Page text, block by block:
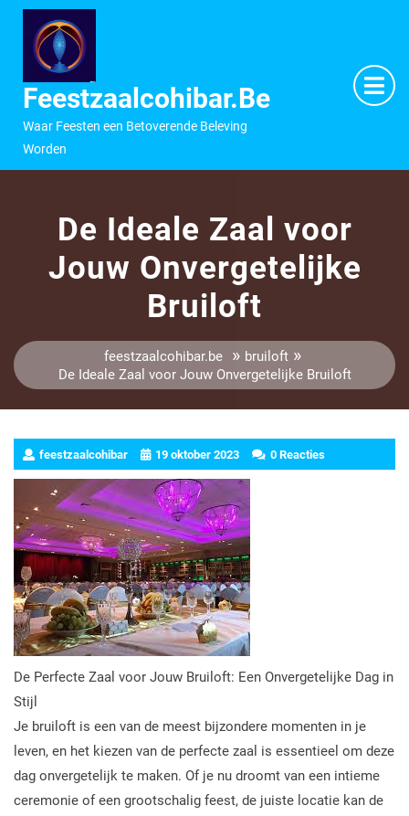
inhoud
Feestzaalcohibar.be
Waar Feesten een Betoverende Beleving
Worden
De Ideale Zaal voor
Jouw Onvergetelijke
Bruiloft
feestzaalcohibar.be» bruiloft»
De Ideale Zaal voor Jouw Onvergetelijke Bruiloft
feestzaalcohibar 19 oktober 2023 0 Reacties
De Perfecte Zaal voor Jouw Bruiloft: Een Onvergetelijke Dag in
Stijl
Je bruiloft is een van de meest bijzondere momenten in je
leven, en het kiezen van de perfecte zaal is essentieel om deze
dag onvergetelijk te maken. Of je nu droomt van een intieme
ceremonie of een grootschalig feest, de juiste locatie kan de